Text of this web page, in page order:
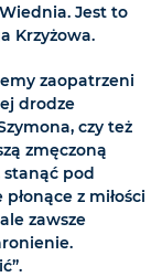
Jest to
Krzyżowa.
zaopatrzeni
drodze
czy też
zmęczoną
stanąć pod
z miłości
zawsze